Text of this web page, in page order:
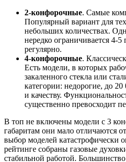
2-конфорочные. Самые
Популярный вариант для
небольших количествах.
нередко ограничивается 4-5
регулярно.
4-конфорочные.
Есть модели, в которых
закаленного стекла или
категории: недорогие, до
и качеству.
существенно превосходит
В топ не включены модели с 3
габаритам они мало отличаются
выбор моделей катастрофически
рейтинге собраны газовые
стабильной работой.